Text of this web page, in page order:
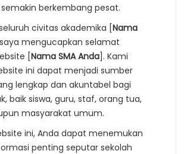
berkembang pesat.
civitas akademika [Nama
mengucapkan selamat
[Nama SMA Anda]. Kami
ini dapat menjadi sumber
lengkap dan akuntabel bagi
baik siswa, guru, staf, orang tua,
masyarakat umum.
ini, Anda dapat menemukan
penting seputar sekolah